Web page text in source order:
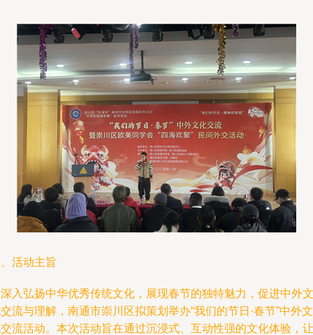
活动主旨
入弘扬中华优秀传统文化，展现春节的独特魅力，促进中外文
流与理解，南通市崇川区拟策划举办“我们的节日·春节”中外文
流活动。本次活动旨在通过沉浸式、互动性强的文化体验，让